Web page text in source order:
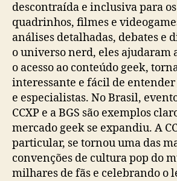
descontraída e inclusiva para
quadrinhos, filmes e
análises detalhadas, debates e
o universo nerd, eles ajudaram
o acesso ao conteúdo geek,
interessante e fácil de
e especialistas. No Brasil,
CCXP e a BGS são exemplos
mercado geek se expandiu. A
particular, se tornou uma das
convenções de cultura pop do
milhares de fãs e celebrando o